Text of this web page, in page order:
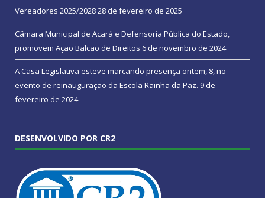
Vereadores 2025/202828 de fevereiro de 2025
Câmara Municipal de Acará e Defensoria Pública do Estado,
promovem Ação Balcão de Direitos 6 de novembro de 2024
A Casa Legislativa esteve marcando presença ontem, 8, no
evento de reinauguração da Escola Rainha da Paz. 9 de
fevereiro de 2024
DESENVOLVIDO POR CR2